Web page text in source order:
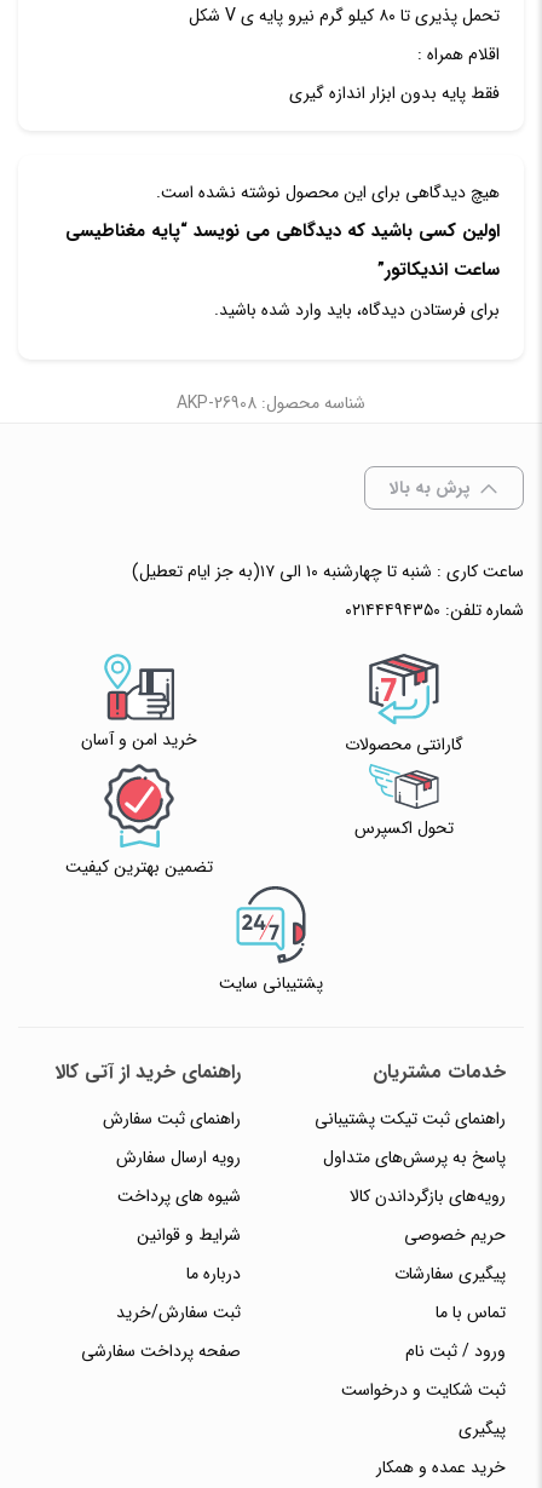
تحمل پذیری تا ۸۰ کیلو گرم نیرو پایه ی V شکل
اقلام همراه :
فقط پایه بدون ابزار اندازه گیری
هیچ دیدگاهی برای این محصول نوشته نشده است.
اولین کسی باشید که دیدگاهی می نویسد “پایه مغناطیسی
ساعت اندیکاتور”
برای فرستادن دیدگاه، باید وارد شده باشید.
شناسه محصول: AKP-26908
پرش به بالا
ساعت کاری : شنبه تا چهارشنبه ۱۰ الی ۱۷(به جز ایام تعطیل)
شماره تلفن: ۰۲۱۴۴۴۹۴۳۵۰
گارانتی محصولات خرید امن و آسان
تحول اکسپرس
تضمین بهترین کیفیت
پشتیبانی سایت
خدمات مشتریان
راهنمای ثبت تیکت پشتیبانی
پاسخ به پرسش‌های متداول
رویه‌های بازگرداندن کالا
حریم خصوصی
پیگیری سفارشات
تماس با ما
ورود / ثبت نام
ثبت شکایت و درخواست
پیگیری
خرید عمده و همکار
راهنمای خرید از آتی کالا
راهنمای ثبت سفارش
رویه ارسال سفارش
شیوه های پرداخت
شرایط و قوانین
درباره ما
ثبت سفارش/خرید
صفحه پرداخت سفارشی